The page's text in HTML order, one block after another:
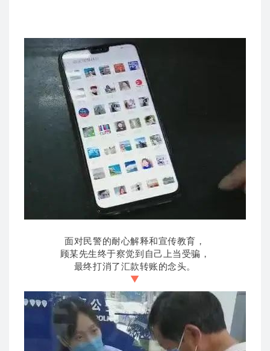
面对民警的耐心解释和宣传教育，
顾某先生终于察觉到自己上当受骗，
最终打消了汇款转账的念头。
▼